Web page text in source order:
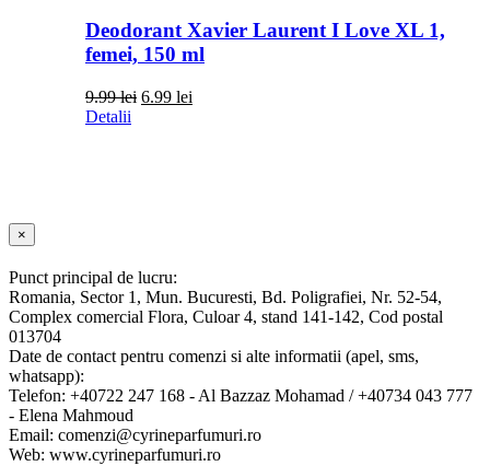
Deodorant Xavier Laurent I Love XL 1,
femei, 150 ml
9.99lei Prețul
6.99 leiPrețul
Detalii
Close
product
view
×
Punct principal de lucru:
Romania, Sector 1, Mun. Bucuresti, Bd. Poligrafiei, Nr. 52-54,
Complex comercial Flora, Culoar 4, stand 141-142, Cod postal
013704
Date de contact pentru comenzi si alte informatii (apel, sms,
whatsapp):
Telefon: +40722 247 168 - Al Bazzaz Mohamad / +40734 043 777
- Elena Mahmoud
Email: comenzi@cyrineparfumuri.ro
Web: www.cyrineparfumuri.ro